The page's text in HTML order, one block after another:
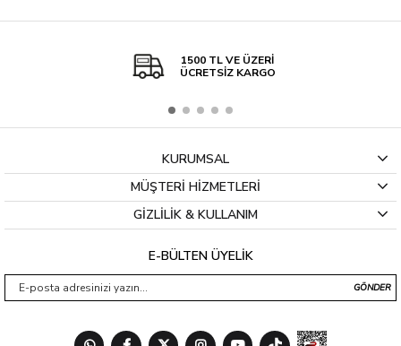
1500 TL VE ÜZERİ
ÜCRETSİZ KARGO
KURUMSAL
MÜŞTERİ HİZMETLERİ
GİZLİLİK & KULLANIM
E-BÜLTEN ÜYELİK
GÖNDER